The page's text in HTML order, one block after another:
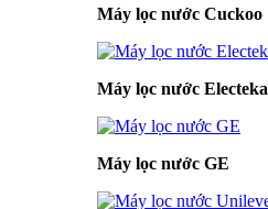
Máy lọc nước Cuckoo
Máy lọc nước Electeka
Máy lọc nước GE